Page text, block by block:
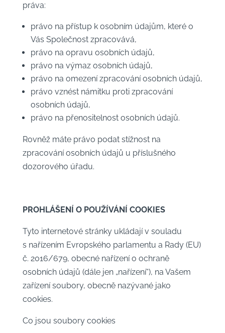
práva:
právo na přístup k osobním údajům, které o
Vás Společnost zpracovává,
právo na opravu osobních údajů,
právo na výmaz osobních údajů,
právo na omezení zpracování osobních údajů,
právo vznést námitku proti zpracování
osobních údajů,
právo na přenositelnost osobních údajů.
Rovněž máte právo podat stížnost na
zpracování osobních údajů u příslušného
dozorového úřadu.
PROHLÁŠENÍ O POUŽÍVÁNÍ COOKIES
Tyto internetové stránky ukládají v souladu
s nařízením Evropského parlamentu a Rady (EU)
č. 2016/679, obecné nařízení o ochraně
osobních údajů (dále jen „nařízení“), na Vašem
zařízení soubory, obecně nazývané jako
cookies.
Co jsou soubory cookies